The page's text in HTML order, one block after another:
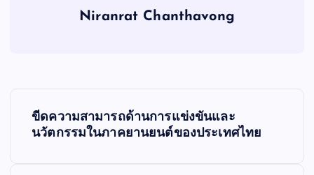
Niranrat Chanthavong
ขีดความสามารถด้านการแข่งขันและ
นวัตกรรมในภาคยานยนต์ของประเทศไทย